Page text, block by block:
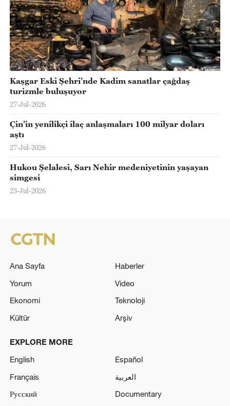
Kaşgar Eski Şehri’nde Kadim sanatlar çağdaş
turizmle buluşuyor
27-Jul-2026
Çin’in yenilikçi ilaç anlaşmaları 100 milyar doları
aştı
27-Jul-2026
Hukou Şelalesi, Sarı Nehir medeniyetinin yaşayan
simgesi
23-Jul-2026
Ana Sayfa
Haberler
Yorum
Video
Ekonomi
Teknoloji
Kültür
Arşiv
EXPLORE MORE
English
Español
Français
العربية
Русский
Documentary